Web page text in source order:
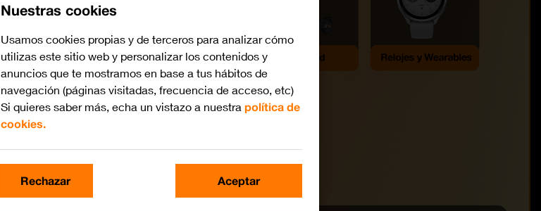
Nuestras cookies
Usamos cookies propias y de terceros para analizar cómo
utilizas este sitio web y personalizar los contenidos y
anuncios que te mostramos en base a tus hábitos de
navegación (páginas visitadas, frecuencia de acceso, etc)
Si quieres saber más, echa un vistazo a nuestra política de
cookies.
Rechazar Aceptar